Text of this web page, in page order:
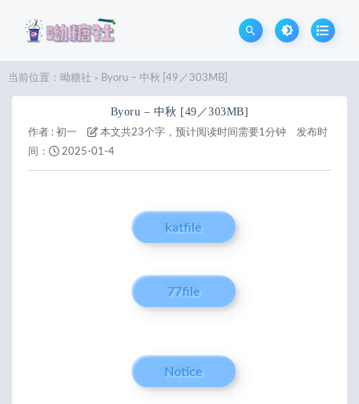
当前位置： 呦糖社 > Byoru – 中秋 [49／303MB]
Byoru – 中秋 [49／303MB]
作者 : 初一 本文共23个字，预计阅读时间需要1分钟
发布时
间：
2025-01-4
katfile
77file
Notice